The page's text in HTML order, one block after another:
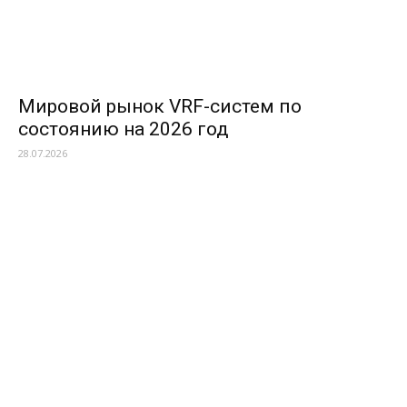
Мировой рынок VRF-систем по
состоянию на 2026 год
28.07.2026